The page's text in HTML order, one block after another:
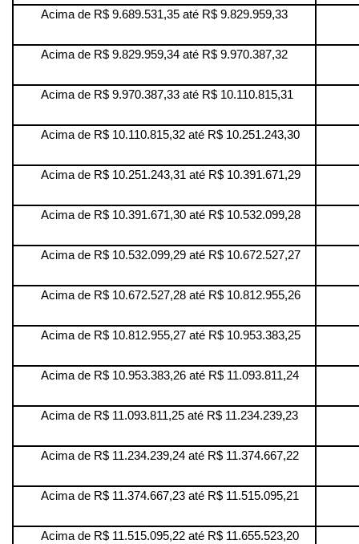
Acima de R$ 9.689.531,35 até R$ 9.829.959,33
Acima de R$ 9.829.959,34 até R$ 9.970.387,32
Acima de R$ 9.970.387,33 até R$ 10.110.815,31
Acima de R$ 10.110.815,32 até R$ 10.251.243,30
Acima de R$ 10.251.243,31 até R$ 10.391.671,29
Acima de R$ 10.391.671,30 até R$ 10.532.099,28
Acima de R$ 10.532.099,29 até R$ 10.672.527,27
Acima de R$ 10.672.527,28 até R$ 10.812.955,26
Acima de R$ 10.812.955,27 até R$ 10.953.383,25
Acima de R$ 10.953.383,26 até R$ 11.093.811,24
Acima de R$ 11.093.811,25 até R$ 11.234.239,23
Acima de R$ 11.234.239,24 até R$ 11.374.667,22
Acima de R$ 11.374.667,23 até R$ 11.515.095,21
Acima de R$ 11.515.095,22 até R$ 11.655.523,20